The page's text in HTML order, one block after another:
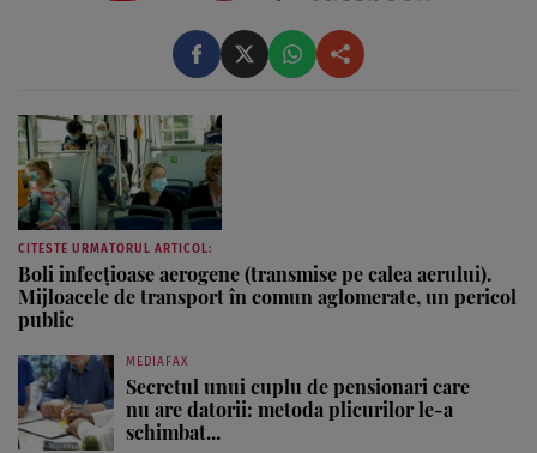
CITESTE URMATORUL ARTICOL:
Boli infecțioase aerogene (transmise pe calea aerului).
Mijloacele de transport în comun aglomerate, un pericol
public
MEDIAFAX
Secretul unui cuplu de pensionari care
nu are datorii: metoda plicurilor le-a
schimbat...